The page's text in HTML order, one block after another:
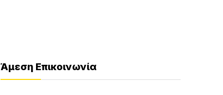
Άμεση Επικοινωνία